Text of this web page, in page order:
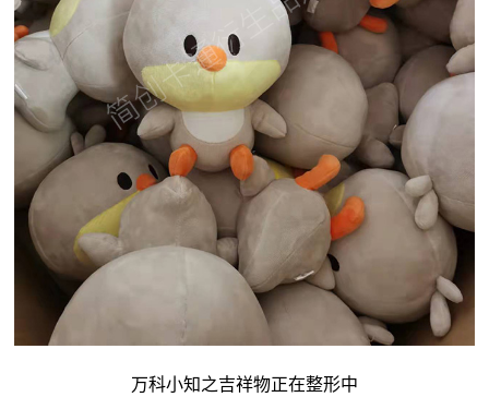
万科小知之吉祥物正在整形中